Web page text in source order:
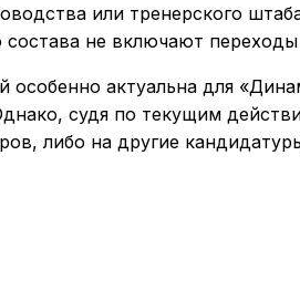
или тренерского
не включают
особенно актуальна для
судя по текущим
либо на другие